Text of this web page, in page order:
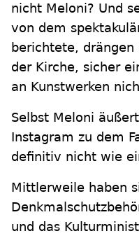
nicht Meloni? Und
von dem
berichtete,
der Kirche, sicher
an Kunstwerken
Selbst Meloni
Instagram zu dem
definitiv nicht wie
Mittlerweile haben
und das